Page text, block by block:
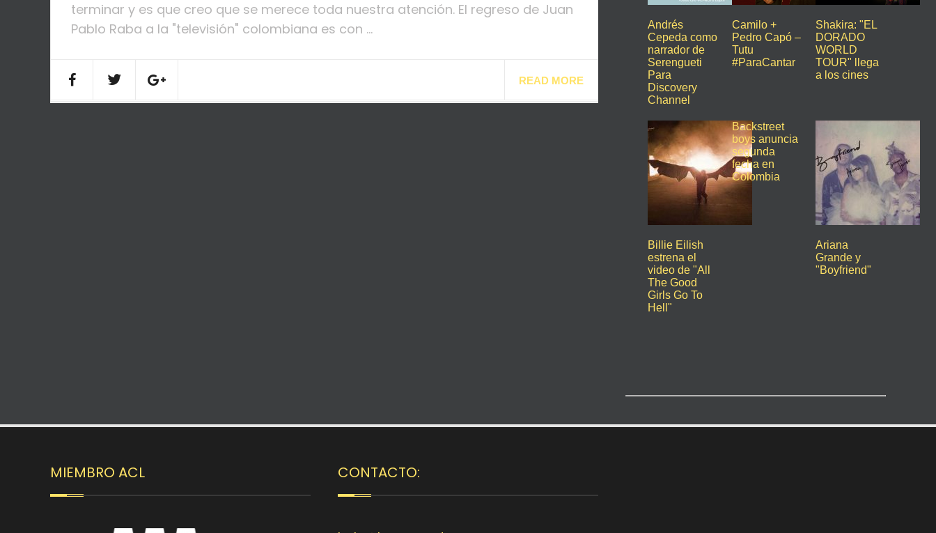
terminar y es que creo que se merece toda nuestra atención. El regreso de Juan
Pablo Raba a la "televisión" colombiana es con ...
READ MORE
Andrés
Cepeda como
narrador de
Serengueti
Para
Discovery
Channel
Camilo +
Pedro Capó –
Tutu
#ParaCantar
Shakira: "EL
DORADO
WORLD
TOUR" llega
a los cines
Billie Eilish
estrena el
video de "All
The Good
Girls Go To
Hell"
Backstreet
boys anuncia
segunda
fecha en
Colombia
Ariana
Grande y
"Boyfriend"
MIEMBRO ACL CONTACTO: